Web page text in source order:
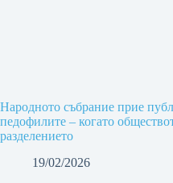
Народното събрание прие
педофилите – когато
разделението
19/02/2026